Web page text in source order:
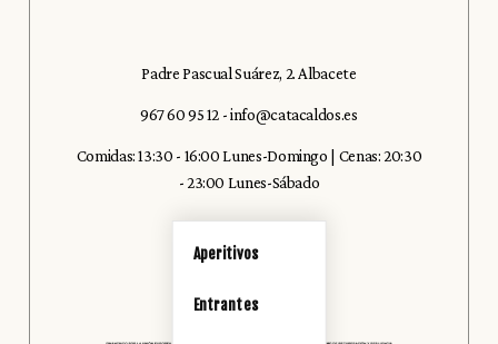
Padre Pascual Suárez, 2. Albacete
967 60 95 12 -info@catacaldos.es
Comidas: 13:30 - 16:00 Lunes-Domingo | Cenas: 20:30
- 23:00 Lunes-Sábado
Aperitivos
Entrantes